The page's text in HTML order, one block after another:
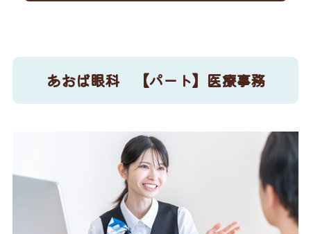
あおば眼科 【パート】医療事務